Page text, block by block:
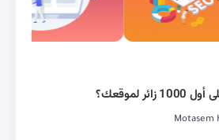
لموقعك؟
Motasem